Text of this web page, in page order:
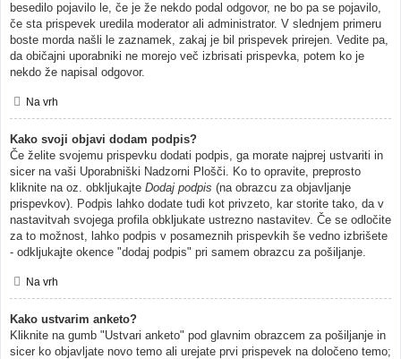
besedilo pojavilo le, če je že nekdo podal odgovor, ne bo pa se pojavilo,
če sta prispevek uredila moderator ali administrator. V slednjem primeru
boste morda našli le zaznamek, zakaj je bil prispevek prirejen. Vedite pa,
da običajni uporabniki ne morejo več izbrisati prispevka, potem ko je
nekdo že napisal odgovor.
Na vrh
Kako svoji objavi dodam podpis?
Če želite svojemu prispevku dodati podpis, ga morate najprej ustvariti in
sicer na vaši Uporabniški Nadzorni Plošči. Ko to opravite, preprosto
kliknite na oz. obkljukajte Dodaj podpis (na obrazcu za objavljanje
prispevkov). Podpis lahko dodate tudi kot privzeto, kar storite tako, da v
nastavitvah svojega profila obkljukate ustrezno nastavitev. Če se odločite
za to možnost, lahko podpis v posameznih prispevkih še vedno izbrišete
- odkljukajte okence "dodaj podpis" pri samem obrazcu za pošiljanje.
Na vrh
Kako ustvarim anketo?
Kliknite na gumb "Ustvari anketo" pod glavnim obrazcem za pošiljanje in
sicer ko objavljate novo temo ali urejate prvi prispevek na določeno temo;